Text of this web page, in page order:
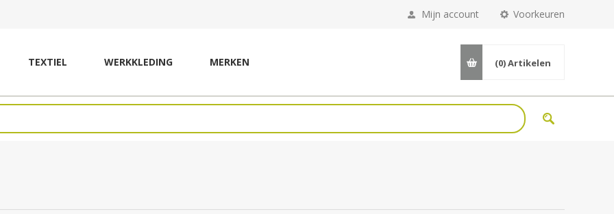
Voorkeuren
Mijn account
TEXTIEL WERKKLEDING MERKEN (0)Artikelen